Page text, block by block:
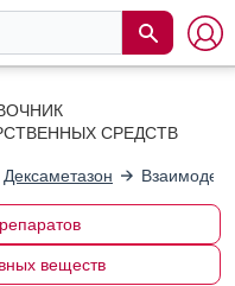
СРЕДСТВ
Дексаметазон
веществ